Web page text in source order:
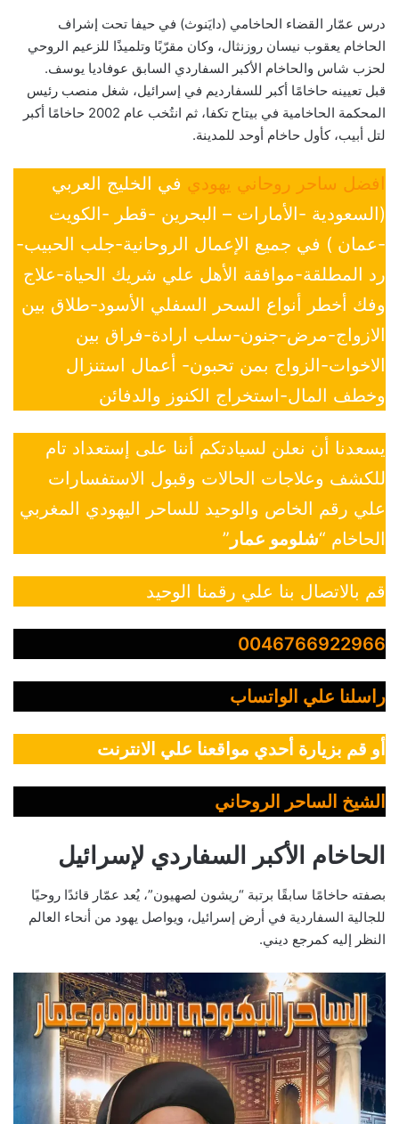
درس عمّار القضاء الحاخامي (دايَنوث) في حيفا تحت إشراف
الحاخام يعقوب نيسان روزنثال، وكان مقرّبًا وتلميذًا للزعيم الروحي
لحزب شاس والحاخام الأكبر السفاردي السابق عوفاديا يوسف.
قبل تعيينه حاخامًا أكبر للسفارديم في إسرائيل، شغل منصب رئيس
المحكمة الحاخامية في بيتاح تكفا، ثم انتُخب عام 2002 حاخامًا أكبر
لتل أبيب، كأول حاخام أوحد للمدينة.
افضل ساحر روحاني يهودي في الخليج العربي
(السعودية -الأمارات – البحرين -قطر -الكويت
-عمان ) في جميع الإعمال الروحانية-جلب الحبيب-
رد المطلقة-موافقة الأهل علي شريك الحياة-علاج
وفك أخطر أنواع السحر السفلي الأسود-طلاق بين
الازواج-مرض-جنون-سلب ارادة-فراق بين
الاخوات-الزواج بمن تحبون- أعمال استنزال
وخطف المال-استخراج الكنوز والدفائن
يسعدنا أن نعلن لسيادتكم أننا على إستعداد تام
للكشف وعلاجات الحالات وقبول الاستفسارات
علي رقم الخاص والوحيد للساحر اليهودي المغربي
الحاخام “شلومو عمار ”
قم بالاتصال بنا علي رقمنا الوحيد
0046766922966
راسلنا علي الواتساب
أو قم بزيارة أحدي مواقعنا علي الانترنت
الشيخ الساحر الروحاني
الحاخام الأكبر السفاردي لإسرائيل
بصفته حاخامًا سابقًا برتبة “ريشون لصهيون”، يُعد عمّار قائدًا روحيًا
للجالية السفاردية في أرض إسرائيل، ويواصل يهود من أنحاء العالم
النظر إليه كمرجع ديني.